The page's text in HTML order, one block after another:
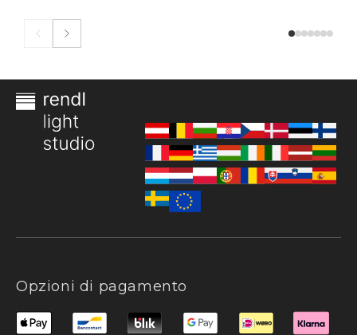
Opzioni di pagamento